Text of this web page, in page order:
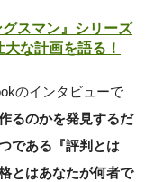
スマン』シリーズ
な計画を語る！
のインタビューで
るのかを発見するだ
である『評判とは
とはあなたが何者で